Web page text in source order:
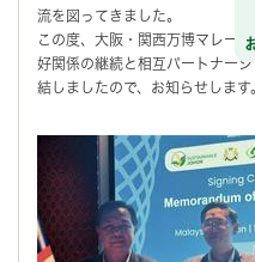
流を図ってきました。
この度、大阪・関西万博マレー
好関係の継続と相互パートナー
結しましたので、お知らせします